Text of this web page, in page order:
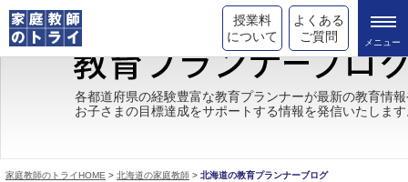
授業料
について
よくある
ご質問
トライの教育理念
成績が上がる理由
各都道府県の経験豊富な教育プランナーが最新の教育情
お子さまの目標達成をサポートする情報を発信いたしま
家庭教師のトライHOME > 北海道の家庭教師 > 北海道の教育プランナーブログ